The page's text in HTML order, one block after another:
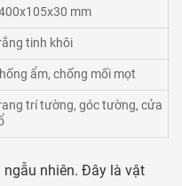
mm
tinh khôi
ẩm, chống mối mọt
trí tường, góc tường, cửa
ngẫu nhiên. Đây là vật